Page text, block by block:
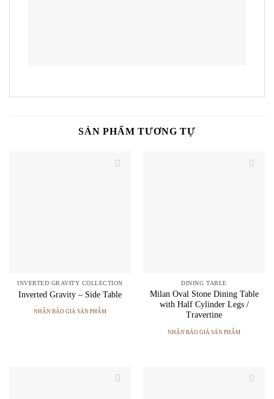
SẢN PHẨM TƯƠNG TỰ
INVERTED GRAVITY COLLECTION
Inverted Gravity – Side Table
NHẬN BÁO GIÁ SẢN PHẨM
DINING TABLE
Milan Oval Stone Dining Table
with Half Cylinder Legs /
Travertine
NHẬN BÁO GIÁ SẢN PHẨM